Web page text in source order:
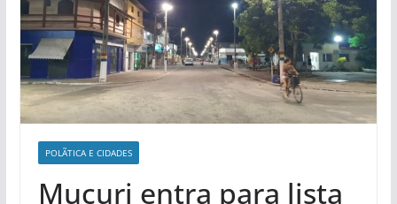
POLÃ­TICA E CIDADES
Mucuri entra para lista